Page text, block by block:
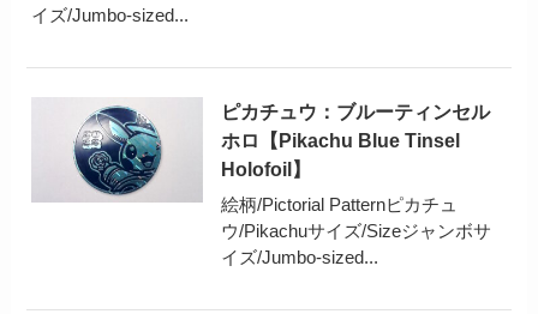
イズ/Jumbo-sized...
ピカチュウ：ブルーティンセル
ホロ【Pikachu Blue Tinsel
Holofoil】
絵柄/Pictorial Patternピカチュ
ウ/Pikachuサイズ/Sizeジャンボサ
イズ/Jumbo-sized...